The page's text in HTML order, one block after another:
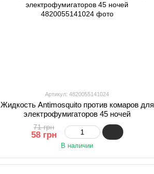
Артикул: 4820055141024
Жидкость Antimosquito против комаров для
электрофумигаторов 45 ночей
71 грн
58 грн
В наличии